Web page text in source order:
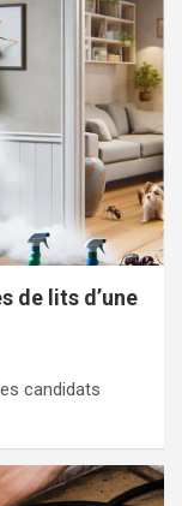
de lits d’une
candidats